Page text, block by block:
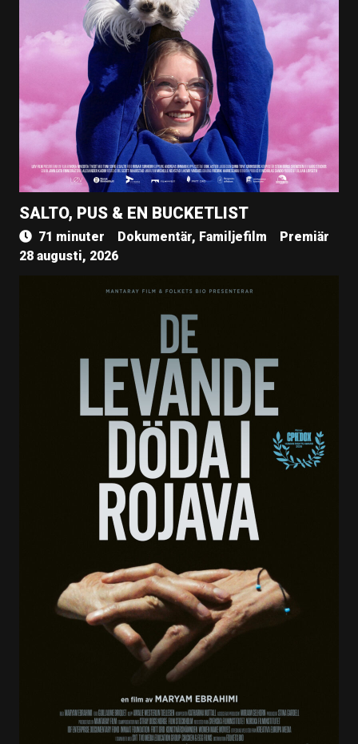
SALTO, PUS & EN BUCKETLIST
71 minuter Dokumentär, Familjefilm
Premiär
28 augusti, 2026